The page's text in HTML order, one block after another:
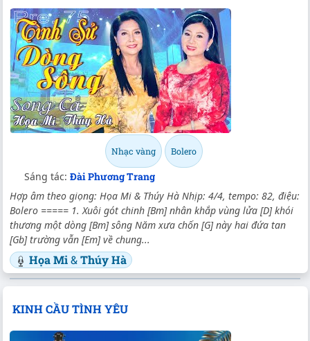
Nhạc vàng Bolero
Sáng tác: Đài Phương Trang
Hợp âm theo giọng: Họa Mi & Thúy Hà Nhịp: 4/4, tempo: 82, điệu:
Bolero ===== 1. Xuôi gót chinh [Bm] nhân khắp vùng lửa [D] khói
thương một dòng [Bm] sông Năm xưa chốn [G] này hai đứa tan
[Gb] trường vẫn [Em] về chung...
Họa Mi&Thúy Hà
KINH CẦU TÌNH YÊU